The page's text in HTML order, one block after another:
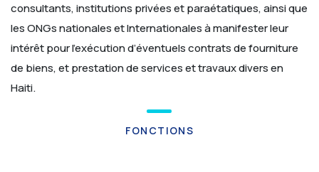
consultants, institutions privées et paraétatiques, ainsi que
les ONGs nationales et Internationales à manifester leur
intérêt pour l’exécution d’éventuels contrats de fourniture
de biens, et prestation de services et travaux divers en
Haiti.
FONCTIONS